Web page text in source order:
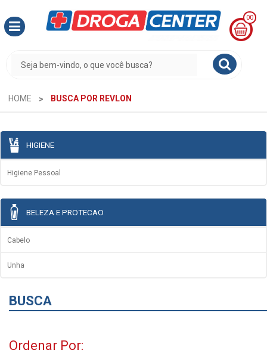
00
CESTA
R$
0,00
HOME BUSCA POR REVLON
HIGIENE
Higiene Pessoal
BELEZA E PROTECAO
Cabelo
Unha
BUSCA
Ordenar Por: